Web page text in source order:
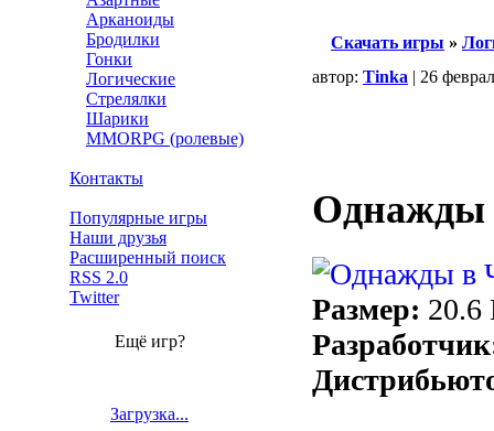
Арканоиды
Бродилки
Гонки
Логические
Стрелялки
Шарики
MMORPG (ролевые)
Контакты
Популярные игры
Наши друзья
Расширенный поиск
RSS 2.0
Twitter
Ещё игр?
Загрузка...
Скачать игры »
автор: Tinka | 26
Однажды
Размер: 20.6